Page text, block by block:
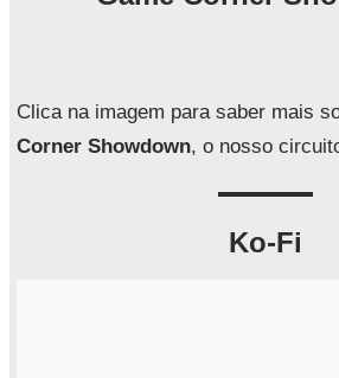
a
r
Clica na imagem para saber mais
Corner Showdown, o nosso
Ko-Fi